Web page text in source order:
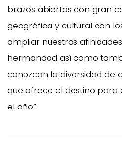
brazos abiertos con gran
geográfica y cultural con
ampliar nuestras
hermandad así como
conozcan la diversidad de
que ofrece el destino para
el año”.